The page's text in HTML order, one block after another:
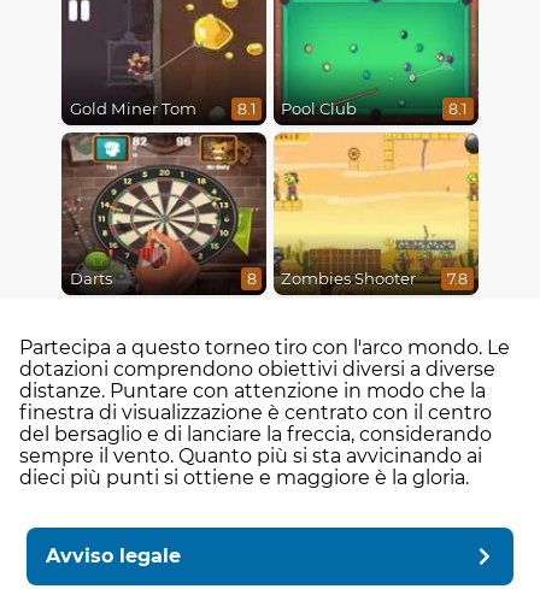
Gold Miner Tom 8.1 Pool Club 8.1
Darts 8 Zombies Shooter 7.8
Partecipa a questo torneo tiro con l'arco mondo. Le
dotazioni comprendono obiettivi diversi a diverse
distanze. Puntare con attenzione in modo che la
finestra di visualizzazione è centrato con il centro
del bersaglio e di lanciare la freccia, considerando
sempre il vento. Quanto più si sta avvicinando ai
dieci più punti si ottiene e maggiore è la gloria.
Avviso legale